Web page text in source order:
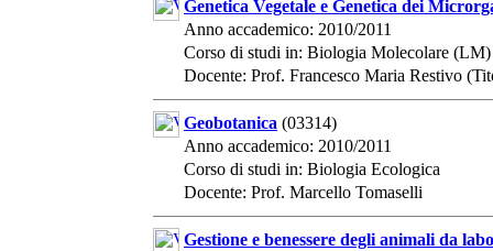
Genetica Vegetale e Genetica dei
Anno accademico: 2010/2011
Corso di studi in: Biologia Molecolare (LM)
Docente: Prof. Francesco Maria Restivo
Geobotanica (03314)
Anno accademico: 2010/2011
Corso di studi in: Biologia Ecologica
Docente: Prof. Marcello Tomaselli
Gestione e benessere degli animali da